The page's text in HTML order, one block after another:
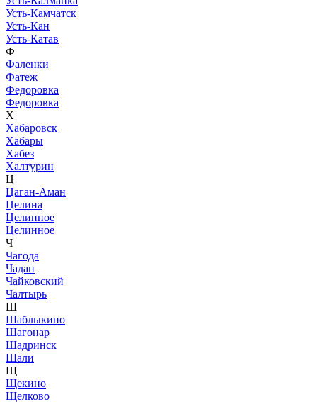
Усть-Камчатск
Усть-Кан
Усть-Катав
Ф
Фаленки
Фатеж
Федоровка
Федоровка
Х
Хабаровск
Хабары
Хабез
Халтурин
Ц
Цаган-Аман
Целина
Целинное
Целинное
Ч
Чагода
Чадан
Чайковский
Чалтырь
Ш
Шаблыкино
Шагонар
Шадринск
Шали
Щ
Щекино
Щелково